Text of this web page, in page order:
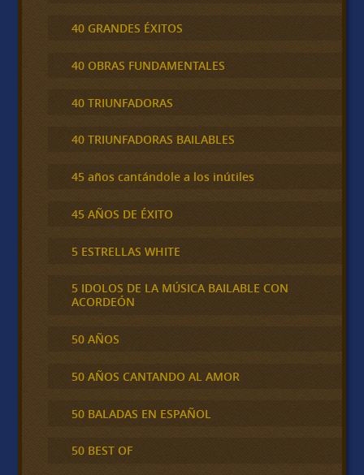
40 GRANDES ÉXITOS
40 OBRAS FUNDAMENTALES
40 TRIUNFADORAS
40 TRIUNFADORAS BAILABLES
45 años cantándole a los inútiles
45 AÑOS DE ÉXITO
5 ESTRELLAS WHITE
5 IDOLOS DE LA MÚSICA BAILABLE CON
ACORDEÓN
50 AÑOS
50 AÑOS CANTANDO AL AMOR
50 BALADAS EN ESPAÑOL
50 BEST OF